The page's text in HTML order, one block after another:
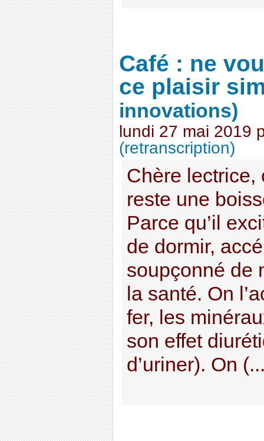
Café : ne
ce plaisir
innovations)
lundi 27 mai 2019
(retranscription)
Chère lectrice,
reste une
Parce qu’il
de dormir,
soupçonné de
la santé. On
fer, les
son effet
d’uriner). On